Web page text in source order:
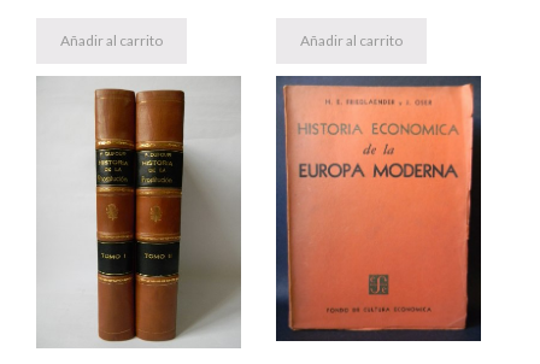
Añadir al carrito Añadir al carrito